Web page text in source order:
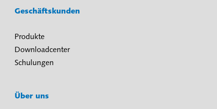
Geschäftskunden
Produkte
Downloadcenter
Schulungen
Über uns